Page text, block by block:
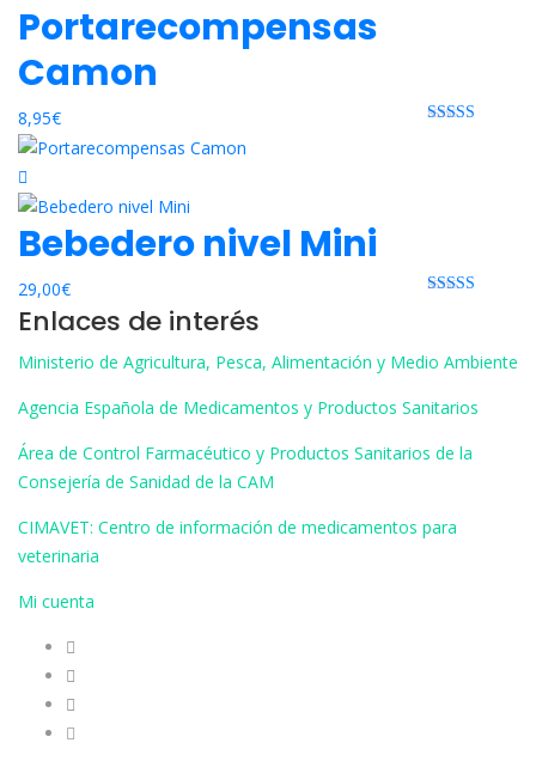
Portarecompensas
Camon
8,95€
Bebedero nivel Mini
29,00€
Enlaces de interés
Ministerio de Agricultura, Pesca, Alimentación y Medio Ambiente
Agencia Española de Medicamentos y Productos Sanitarios
Área de Control Farmacéutico y Productos Sanitarios de la
Consejería de Sanidad de la CAM
CIMAVET: Centro de información de medicamentos para
veterinaria
Mi cuenta